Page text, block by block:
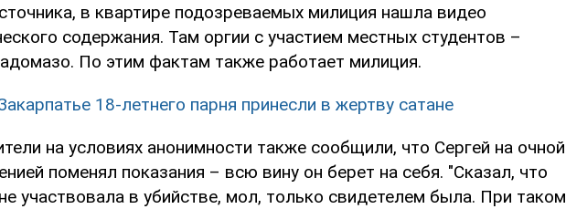
в квартире подозреваемых милиция нашла видео
содержания. Там оргии с участием местных студентов –
По этим фактам также работает милиция.
18-летнего парня принесли в жертву сатане
на условиях анонимности также сообщили, что Сергей на очной
поменял показания – всю вину он берет на себя. "Сказал, что
участвовала в убийстве, мол, только свидетелем была. При таком